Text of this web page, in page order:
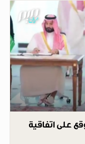
على اتفاقية